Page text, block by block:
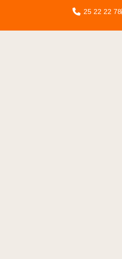
Nyhedsbrev
25 22 22 78